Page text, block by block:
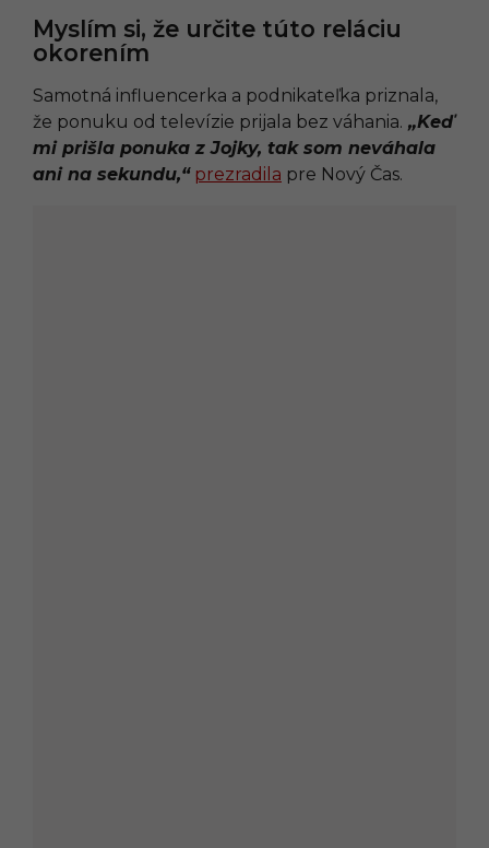
Myslím si, že určite túto reláciu
okorením
Samotná influencerka a podnikateľka priznala,
že ponuku od televízie prijala bez váhania. „Keď
mi prišla ponuka z Jojky, tak som neváhala
ani na sekundu,“ prezradila pre Nový Čas.